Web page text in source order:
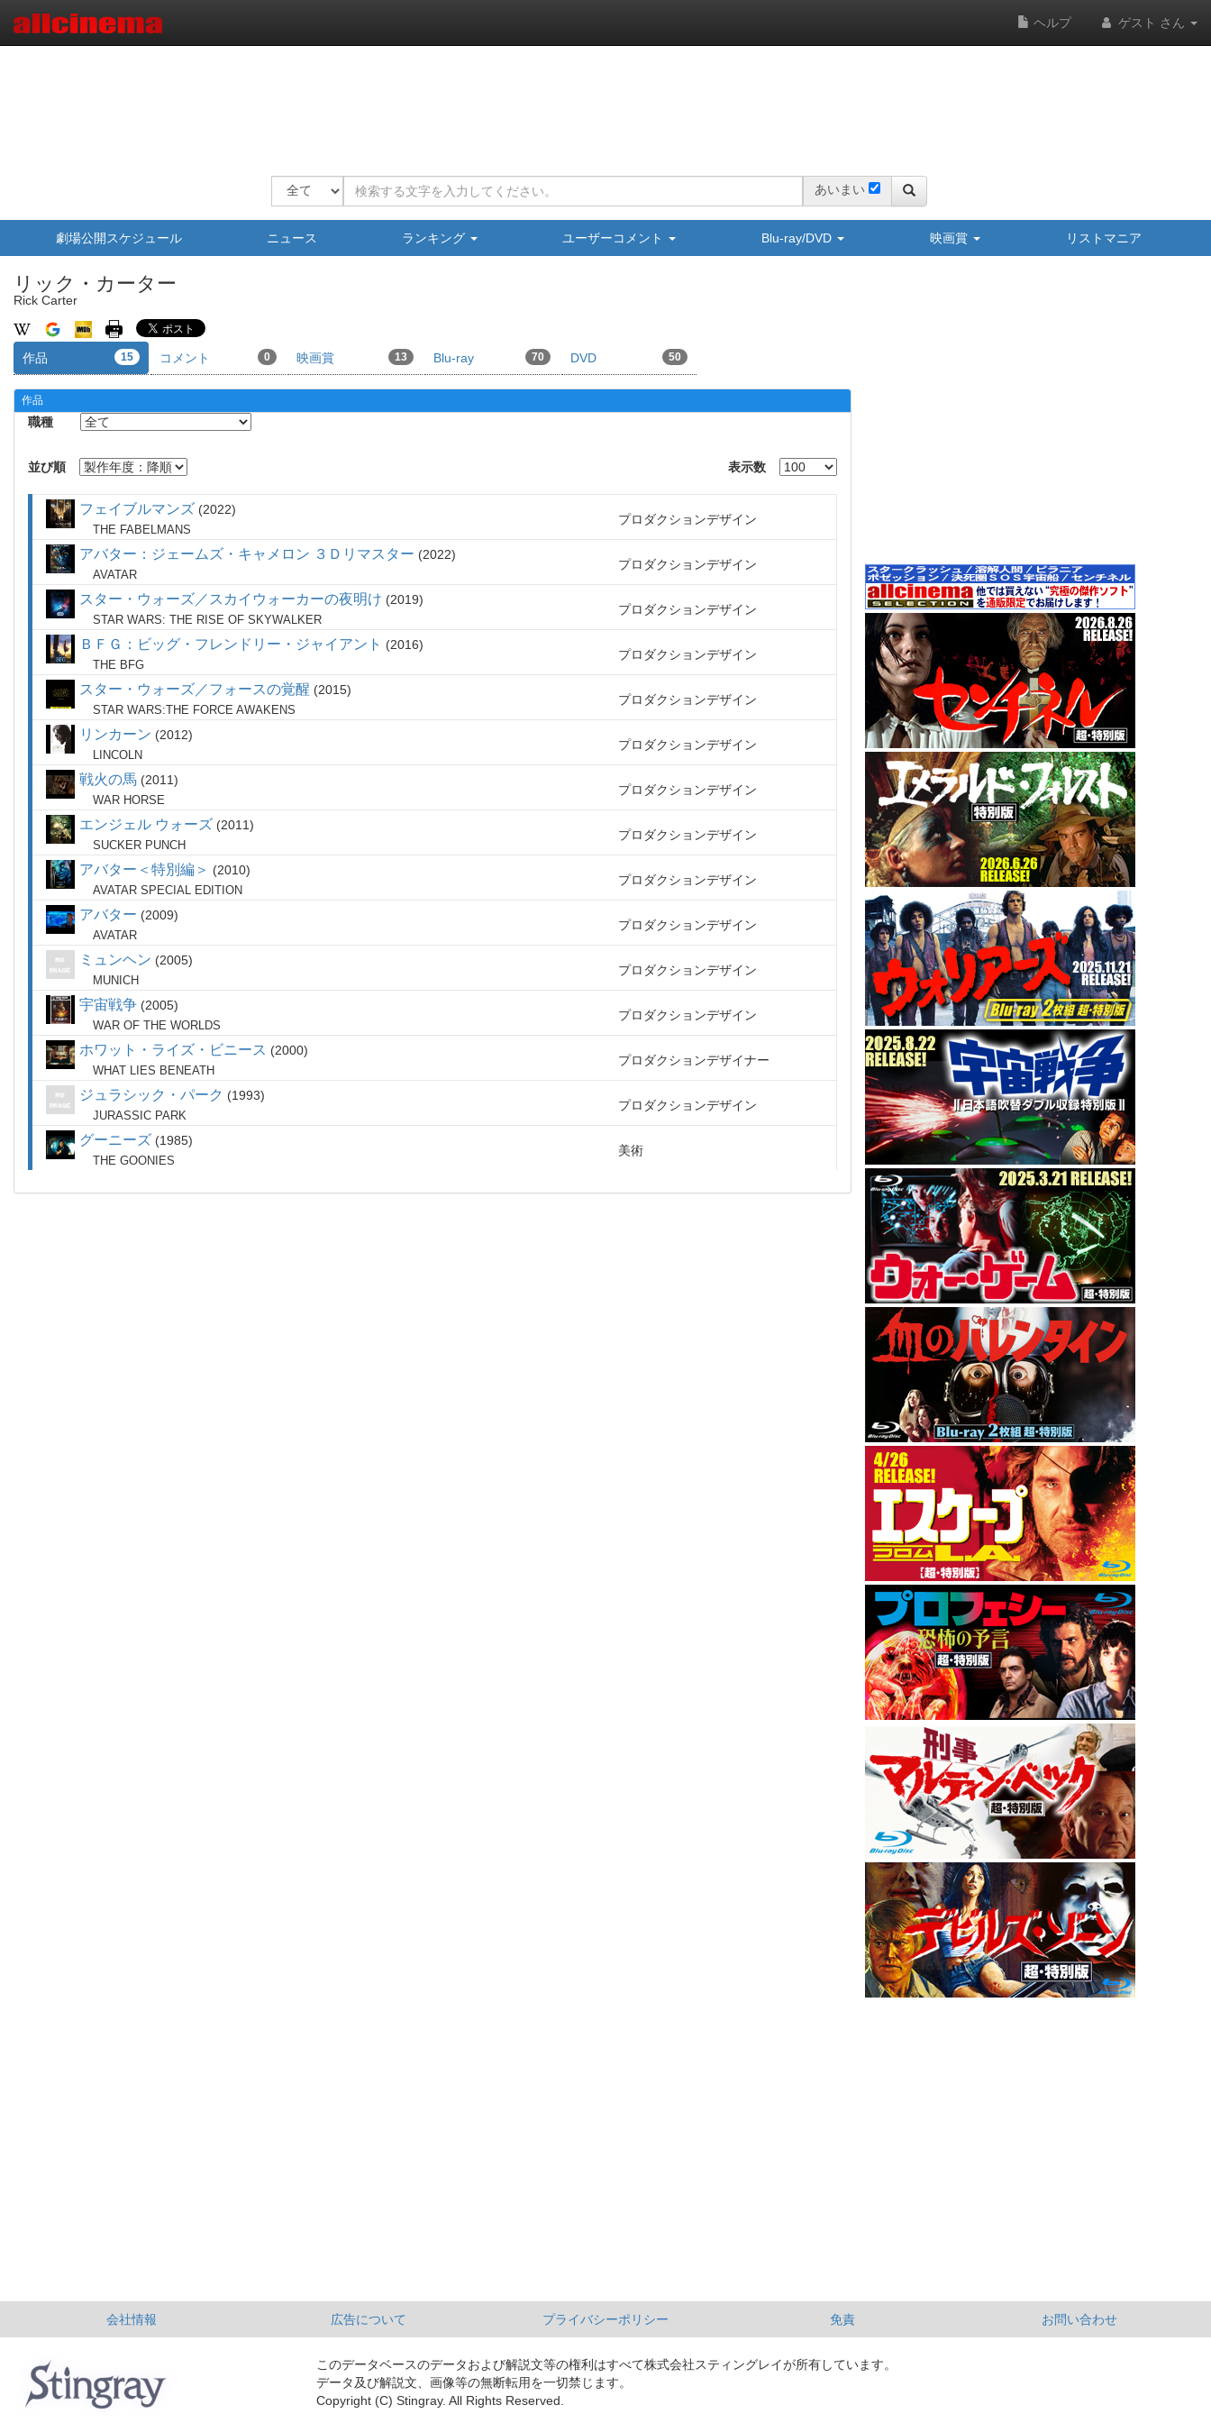
ヘルプ ゲスト さん
あいまい
劇場公開スケジュール ニュース ランキング ユーザーコメント Blu-ray/DVD 映画賞 リストマニア
リック・カーター
Rick Carter
作品 15 コメント 0 映画賞 13 Blu-ray 70 DVD 50
作品
職種
並び順 表示数
フェイブルマンズ 2022
THE FABELMANS
プロダクションデザイン
アバター：ジェームズ・キャメロン ３Ｄリマスター 2022
AVATAR
プロダクションデザイン
スター・ウォーズ／スカイウォーカーの夜明け 2019
STAR WARS: THE RISE OF SKYWALKER
プロダクションデザイン
ＢＦＧ：ビッグ・フレンドリー・ジャイアント 2016
THE BFG
プロダクションデザイン
スター・ウォーズ／フォースの覚醒 2015
STAR WARS:THE FORCE AWAKENS
プロダクションデザイン
リンカーン 2012
LINCOLN
プロダクションデザイン
戦火の馬 2011
WAR HORSE
プロダクションデザイン
エンジェル ウォーズ 2011
SUCKER PUNCH
プロダクションデザイン
アバター＜特別編＞ 2010
AVATAR SPECIAL EDITION
プロダクションデザイン
アバター 2009
AVATAR
プロダクションデザイン
ミュンヘン 2005
MUNICH
プロダクションデザイン
宇宙戦争 2005
WAR OF THE WORLDS
プロダクションデザイン
ホワット・ライズ・ビニース 2000
WHAT LIES BENEATH
プロダクションデザイナー
ジュラシック・パーク 1993
JURASSIC PARK
プロダクションデザイン
グーニーズ 1985
THE GOONIES
美術
会社情報 広告について プライバシーポリシー 免責 お問い合わせ
このデータベースのデータおよび解説文等の権利はすべて株式会社スティングレイが所有しています。
データ及び解説文、画像等の無断転用を一切禁じます。
Copyright (C) Stingray. All Rights Reserved.